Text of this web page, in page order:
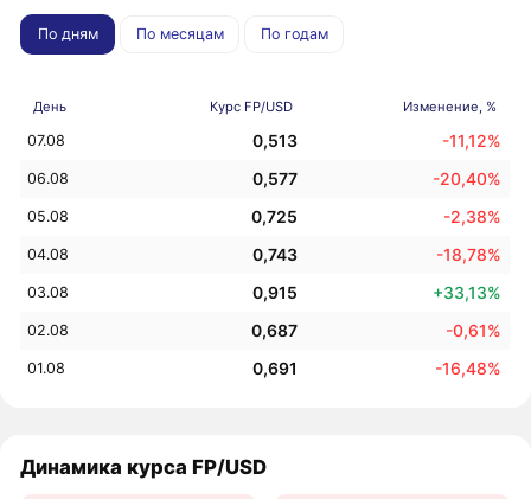
По дням По месяцам По годам
День Курс FP/USD Изменение, %
07.08 0,513 -11,12%
06.08 0,577 -20,40%
05.08 0,725 -2,38%
04.08 0,743 -18,78%
03.08 0,915 +33,13%
02.08 0,687 -0,61%
01.08 0,691 -16,48%
Динамика курса FP/USD